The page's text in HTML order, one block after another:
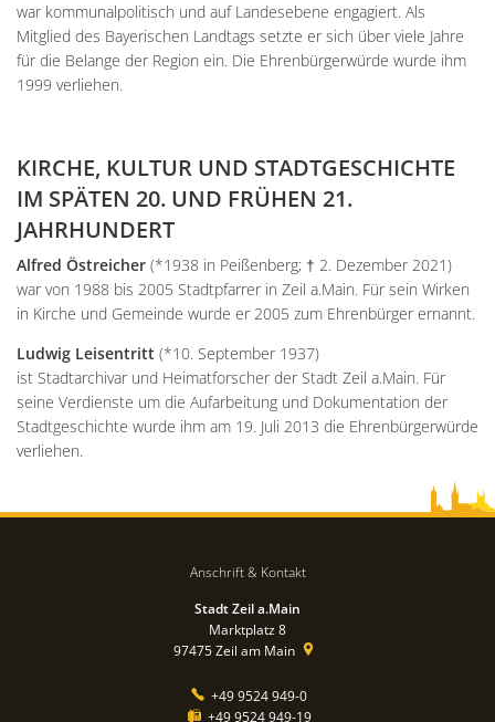
war kommunalpolitisch und auf Landesebene engagiert. Als
Mitglied des Bayerischen Landtags setzte er sich über viele Jahre
für die Belange der Region ein. Die Ehrenbürgerwürde wurde ihm
1999 verliehen.
KIRCHE, KULTUR UND STADTGESCHICHTE
IM SPÄTEN 20. UND FRÜHEN 21.
JAHRHUNDERT
Alfred Östreicher (*1938 in Peißenberg; † 2. Dezember 2021)
war von 1988 bis 2005 Stadtpfarrer in Zeil a.Main. Für sein Wirken
in Kirche und Gemeinde wurde er 2005 zum Ehrenbürger ernannt.
Ludwig Leisentritt (*10. September 1937)
ist Stadtarchivar und Heimatforscher der Stadt Zeil a.Main. Für
seine Verdienste um die Aufarbeitung und Dokumentation der
Stadtgeschichte wurde ihm am 19. Juli 2013 die Ehrenbürgerwürde
verliehen.
Anschrift & Kontakt
Stadt Zeil a.Main
Marktplatz 8
97475Zeil am Main
+49 9524 949-0
+49 9524 949-19